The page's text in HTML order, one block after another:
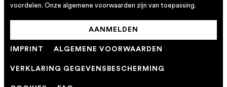
voordelen. Onze algemene voorwaarden zijn van toepassing.
AANMELDEN
IMPRINT ALGEMENE VOORWAARDEN
VERKLARING GEGEVENSBESCHERMING